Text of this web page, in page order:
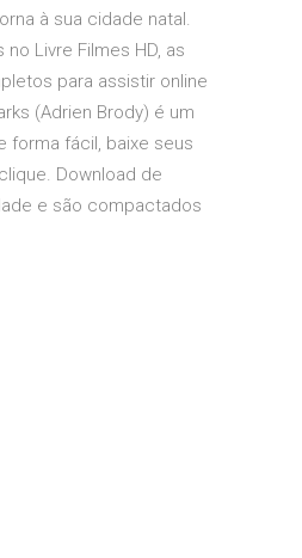
à sua cidade natal.
Livre Filmes HD, as
para assistir online
(Adrien Brody) é um
forma fácil, baixe seus
Download de
e são compactados